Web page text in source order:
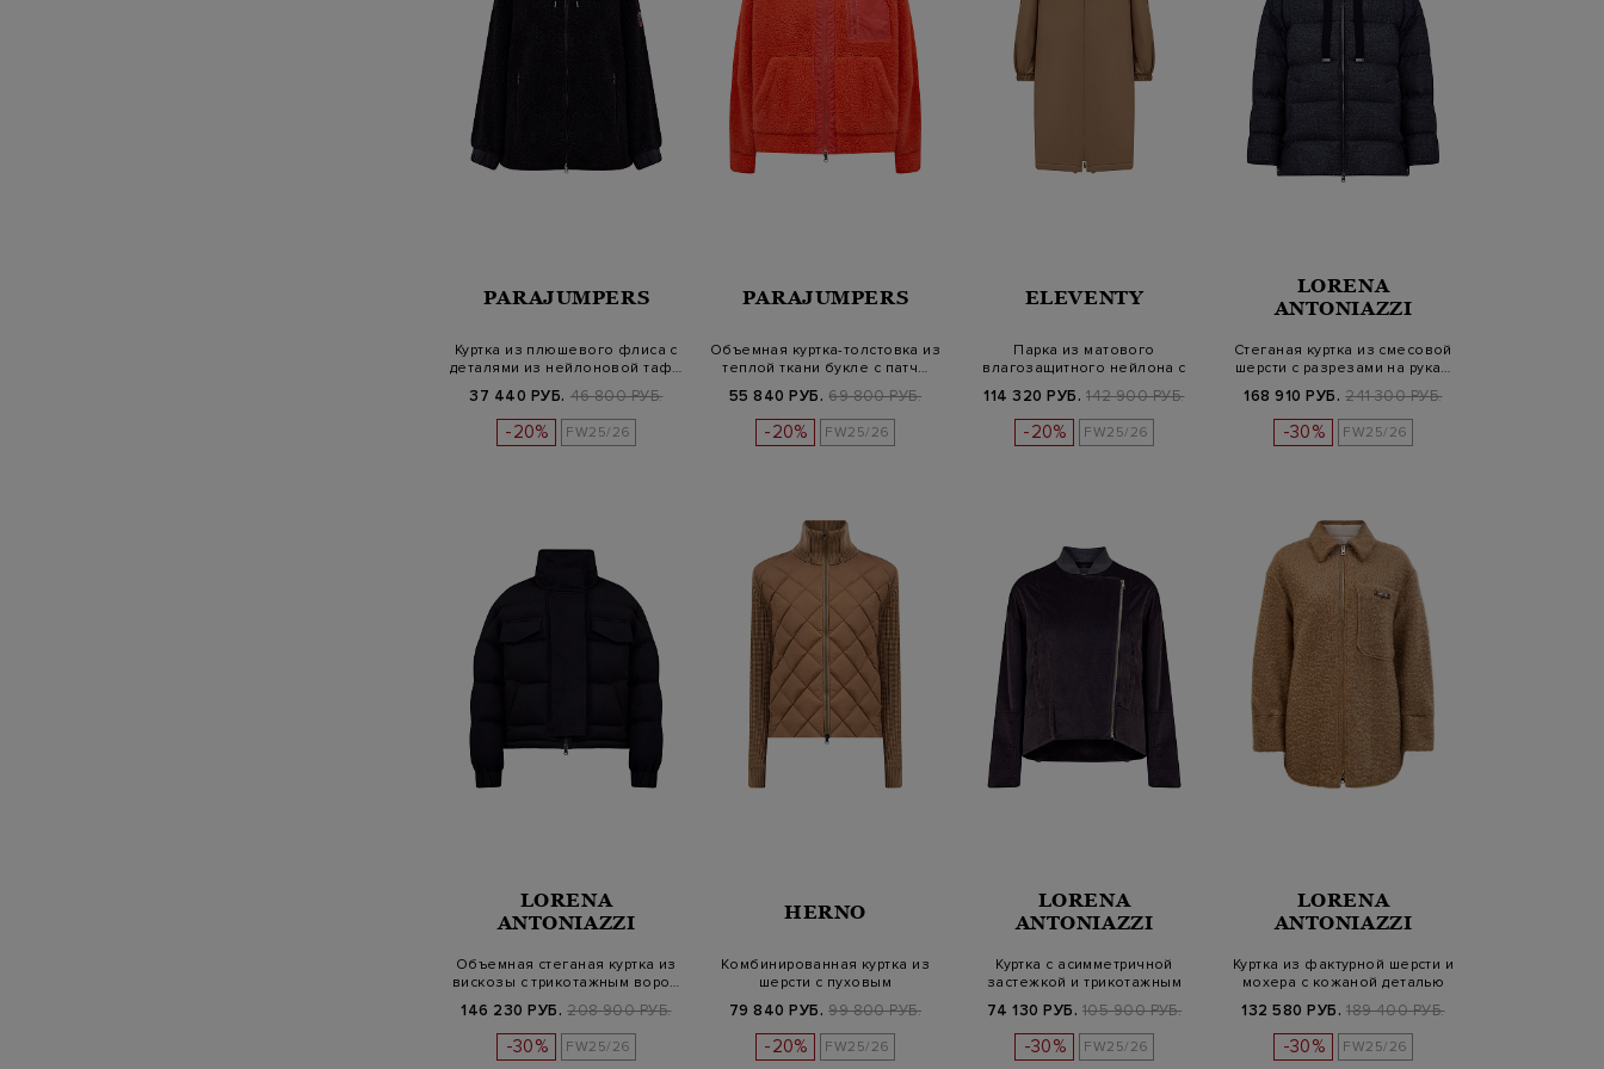
PARAJUMPERS
Куртка из плюшевого флиса с
деталями из нейлоновой таф…
37 440 РУБ. 46 800 РУБ.
-20% FW25/26
PARAJUMPERS
Объемная куртка-толстовка из
теплой ткани букле с патч…
55 840 РУБ. 69 800 РУБ.
-20% FW25/26
ELEVENTY
Парка из матового
влагозащитного нейлона с
114 320 РУБ. 142 900 РУБ.
-20% FW25/26
LORENA
ANTONIAZZI
Стеганая куртка из смесовой
шерсти с разрезами на рука…
168 910 РУБ. 241 300 РУБ.
-30% FW25/26
LORENA
ANTONIAZZI
Объемная стеганая куртка из
вискозы с трикотажным воро…
146 230 РУБ. 208 900 РУБ.
-30% FW25/26
HERNO
Комбинированная куртка из
шерсти с пуховым
79 840 РУБ. 99 800 РУБ.
-20% FW25/26
LORENA
ANTONIAZZI
Куртка с асимметричной
застежкой и трикотажным
74 130 РУБ. 105 900 РУБ.
-30% FW25/26
LORENA
ANTONIAZZI
Куртка из фактурной шерсти и
мохера с кожаной деталью
132 580 РУБ. 189 400 РУБ.
-30% FW25/26